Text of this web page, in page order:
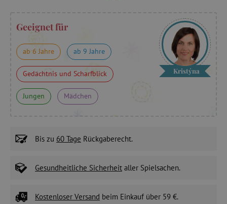
Geeignet für
ab 6 Jahre ab 9 Jahre
Gedächtnis und Scharfblick
Jungen Mädchen
Kristýna
Bis zu 60 Tage Rückgaberecht.
Gesundheitliche Sicherheit aller Spielsachen.
Kostenloser Versand beim Einkauf über 59 €.